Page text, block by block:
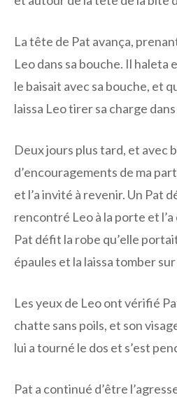
La tête de Pat avança,
Leo dans sa bouche. Il haleta
le baisait avec sa bouche, et
laissa Leo tirer sa charge
Deux jours plus tard, et avec
d’encouragements de ma
et l’a invité à revenir. Un Pat
rencontré Leo à la porte et
Pat défit la robe qu’elle
épaules et la laissa tomber
Les yeux de Leo ont vérifié
chatte sans poils, et son
lui a tourné le dos et s’est
Pat a continué d’être